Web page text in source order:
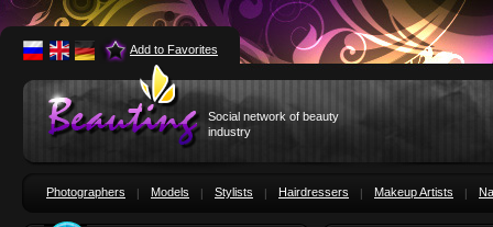
Add to Favorites
Social network of beauty
industry
Photographers Models Stylists Hairdressers Makeup Artists